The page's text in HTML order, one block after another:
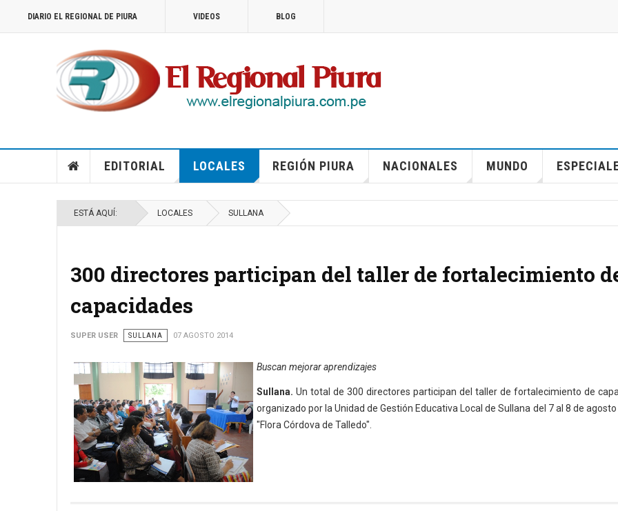
DIARIO EL REGIONAL DE PIURA VIDEOS BLOG
EDITORIAL LOCALES REGIÓN PIURA NACIONALES MUNDO
ESTÁ AQUÍ: LOCALES SULLANA
300 directores participan del taller de fortalecimiento
capacidades
SUPER USER SULLANA 07 AGOSTO 2014
Buscan mejorar aprendizajes
Sullana. Un total de 300 directores participan del taller de fortalecimiento de
organizado por la Unidad de Gestión Educativa Local de Sullana del 7 al 8 de agosto
"Flora Córdova de Talledo".